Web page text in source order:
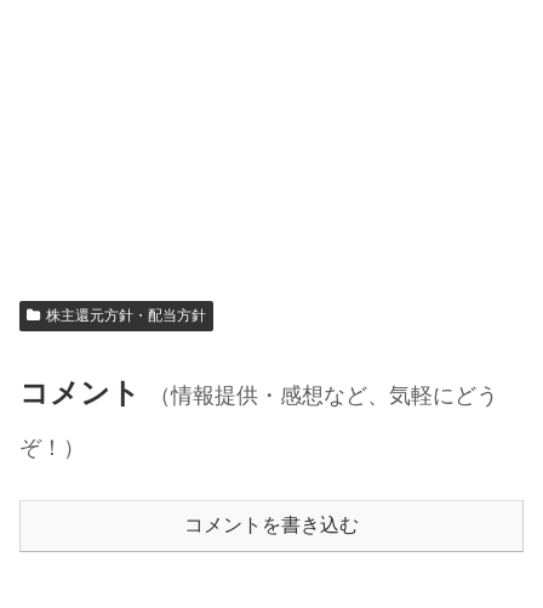
株主還元方針・配当方針
コメント
（情報提供・感想など、気軽にどう
ぞ！）
コメントを書き込む